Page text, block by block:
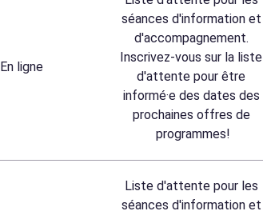
En ligne
séances d'information et
d'accompagnement.
Inscrivez-vous sur la liste
d'attente pour être
informé·e des dates des
prochaines offres de
programmes!
Liste d'attente pour les
séances d'information et